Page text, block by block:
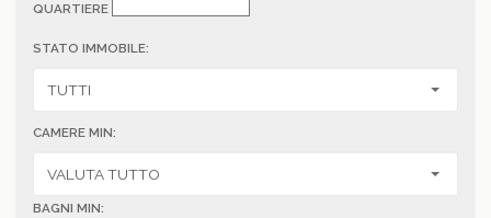
QUARTIERE
STATO IMMOBILE:
CAMERE MIN:
BAGNI MIN: